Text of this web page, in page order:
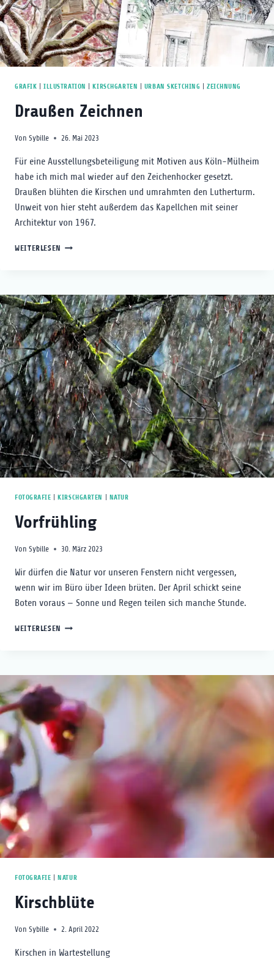
GRAFIK |ILLUSTRATION KIRSCHGARTEN URBAN SKETCHING ZEICHNUNG
Draußen Zeichnen
Von Sybille 26. Mai 2023
Für eine Ausstellungsbeteiligung mit Motiven aus Köln-Mülheim
habe ich mich mal wieder auf den Zeichenhocker gesetzt.
Draußen blühten die Kirschen und umrahmten den Lutherturm.
Unweit von hier steht außerdem das Kapellchen mit seiner
Architektur von 1967.
WEITERLESEN DRAUSSEN Z
FOTOGRAFIE |KIRSCHGARTEN NATUR
Vorfrühling
Von Sybille 30. März 2023
Wir dürfen die Natur vor unseren Fenstern nicht vergessen,
wenn wir im Büro über Ideen brüten. Der April schickt seine
Boten voraus — Sonne und Regen teilen sich manche Stunde.
WEITERLESEN VORFRÜHLING
FOTOGRAFIE |NATUR
Kirschblüte
Von Sybille 2. April 2022
Kirschen in Wartestellung